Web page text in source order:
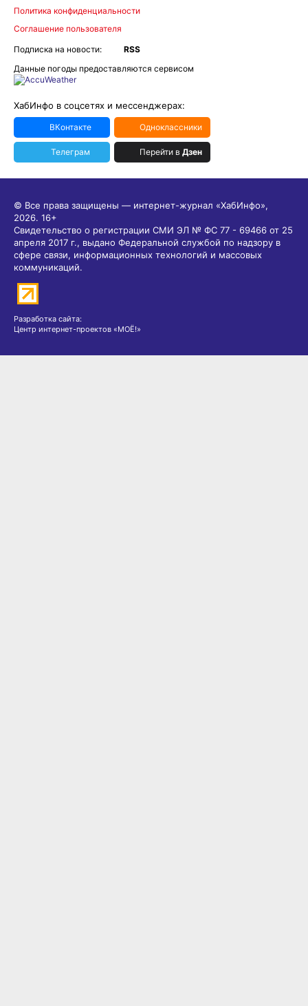
Политика конфиденциальности
Соглашение пользователя
Подписка на новости:
RSS
Данные погоды предоставляются сервисом
ХабИнфо в соцсетях и мессенджерах:
ВКонтакте Одноклассники
Телеграм Перейти в Дзен
© Все права защищены — интернет-журнал «ХабИнфо»,
2026. 16+
Свидетельство о регистрации СМИ ЭЛ № ФС 77 - 69466 от 25
апреля 2017 г., выдано Федеральной службой по надзору в
сфере связи, информационных технологий и массовых
коммуникаций.
Разработка сайта:
Центр интернет-проектов «МОЁ!»